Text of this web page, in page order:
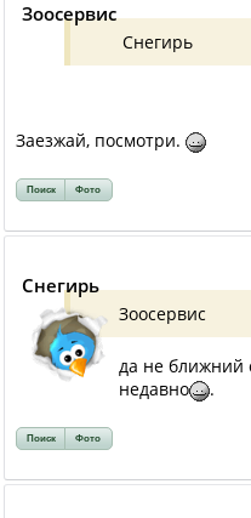
Зоосервис
Снегирь
Заезжай, посмотри.
Поиск Фото
Снегирь
Зоосервис
да не ближний
недавно
.
Поиск Фото